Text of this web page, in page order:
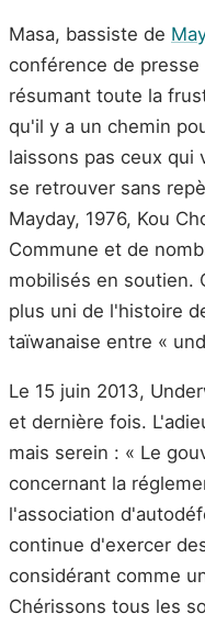
Masa, bassiste de
conférence de
résumant toute la
qu'il y a un chemin
laissons pas ceux qui
se retrouver sans
Mayday, 1976, Kou
Commune et de
mobilisés en soutien.
plus uni de l'histoire
taïwanaise entre «
Le 15 juin 2013,
et dernière fois.
mais serein : « Le
concernant la
l'association
continue d'exercer
considérant comme
Chérissons tous les